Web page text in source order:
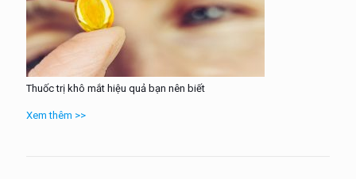
Thuốc trị khô mắt hiệu quả bạn nên biết
Xem thêm >>